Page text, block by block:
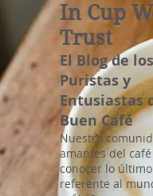
In Cup
Trust
El Blog de los
Puristas y
Entusiastas
Buen Café
Nuestra
amantes del
conocer lo último
referente al